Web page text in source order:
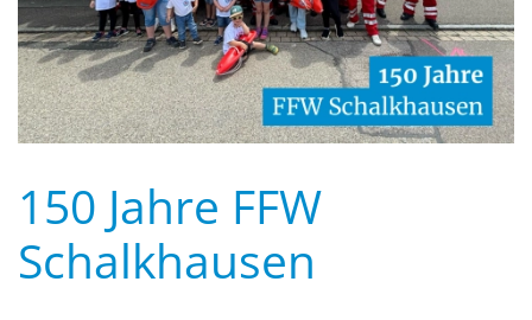
150 Jahre FFW
Schalkhausen